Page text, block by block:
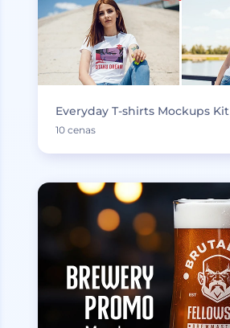
Everyday T-shirts Mockups Kit
10 cenas